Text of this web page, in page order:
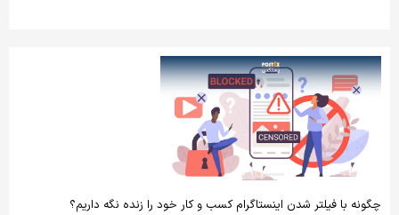
چگونه با فیلتر شدن اینستاگرام کسب و کار خود را زنده نگه داریم؟